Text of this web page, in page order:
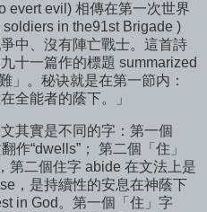
evert evil) 相傳在第一次世界
in the91st Brigade )
中、沒有陣亡戰士。這首詩
十一篇作的標題 summarized
」。秘诀就是在第一節内：
全能者的蔭下。」
其實是不同的字：第一個
作“dwells”； 第二個「住」
第二個住字 abide 在文法上是
，是持續性的安息在神蔭下
in God。第一個「住」字